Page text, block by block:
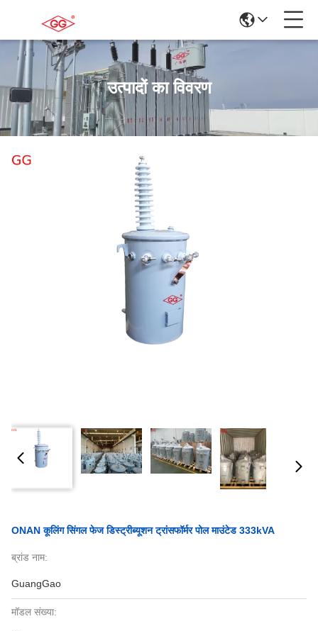
उत्पादों का विवरण
ONAN कूलिंग सिंगल फेज डिस्ट्रीब्यूशन ट्रांसफॉर्मर पोल माउंटेड 333kVA
ब्रांड नाम:
GuangGao
मॉडल संख्या: